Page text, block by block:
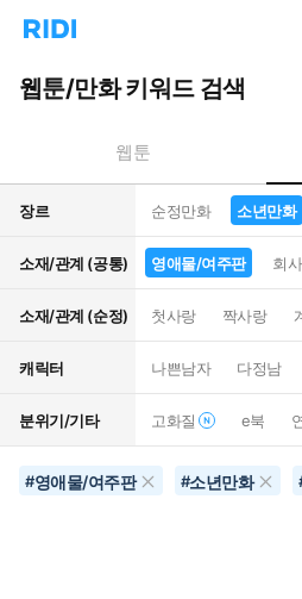
리
홈
으
턴
트
웹툰/만화 키워드 검색
웹툰
장르 순정만화 소년만화
소재/관계 (공통) 영애물/여주판 회사
소재/관계 (순정) 첫사랑 짝사랑
캐릭터 나쁜남자 다정남
분위기/기타 고화질 e북
#영애물/여주판 #소년만화